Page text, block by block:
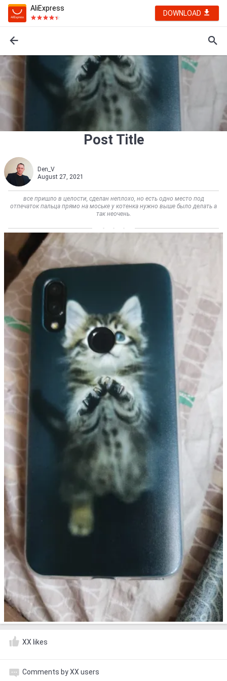
AliExpress
DOWNLOAD
Post Title
Den_V
August 27, 2021
все пришло в целости, сделан неплохо, но есть одно место под
отпечаток пальца прямо на моське у котенка нужно выше было делать а
так неочень.
XX likes
Comments by XX users